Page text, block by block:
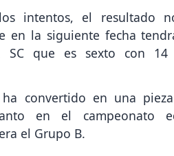
intentos, el resultado
en la siguiente fecha
SC que es sexto con
convertido en una
en el campeonato
el Grupo B.